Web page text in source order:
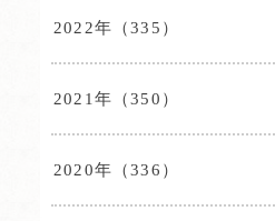
2022年（335）
2021年（350）
2020年（336）